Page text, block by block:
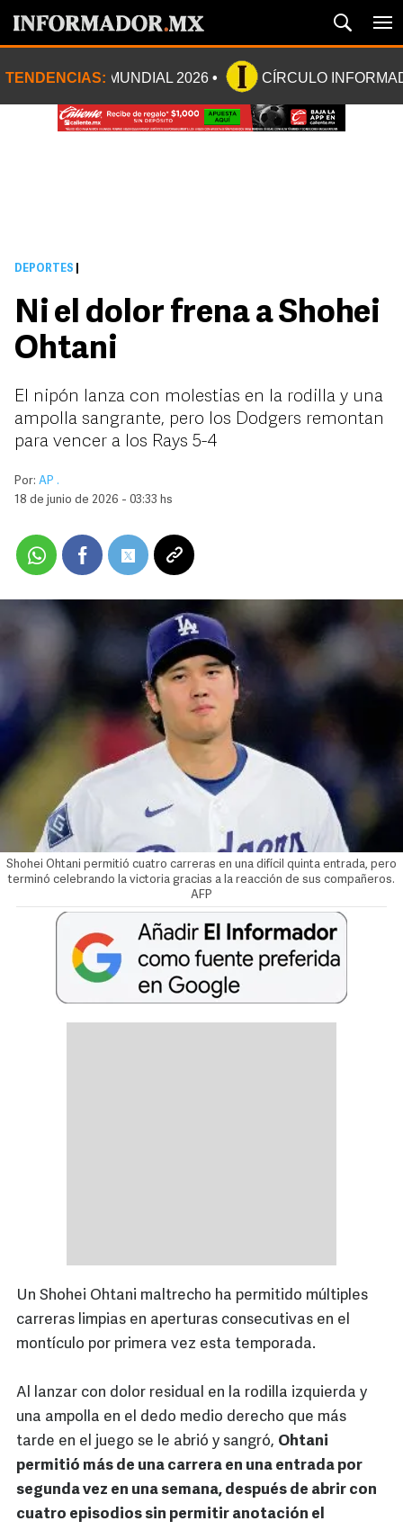
TENDENCIAS: MUNDIAL 2026 CÍRCULO
DEPORTES
Ni el dolor frena a Shohei
Ohtani
El nipón lanza con molestias en la rodilla y una
ampolla sangrante, pero los Dodgers remontan
para vencer a los Rays 5-4
Por: AP .
18 de junio de 2026 - 03:33 hs
Shohei Ohtani permitió cuatro carreras en una difícil quinta entrada, pero
terminó celebrando la victoria gracias a la reacción de sus compañeros.
AFP
Un Shohei Ohtani maltrecho ha permitido múltiples
carreras limpias en aperturas consecutivas en el
montículo por primera vez esta temporada.
Al lanzar con dolor residual en la rodilla izquierda y
una ampolla en el dedo medio derecho que más
tarde en el juego se le abrió y sangró, Ohtani
permitió más de una carrera en una entrada por
segunda vez en una semana, después de abrir con
cuatro episodios sin permitir anotación el